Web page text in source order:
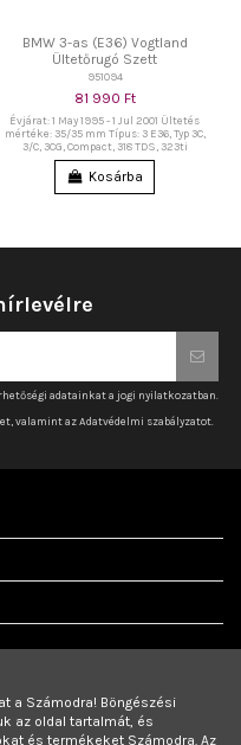
BMW 3-as (E36) Vogtland
Ültetőrugó Szett
951094
81 990 Ft
Évjárat: 1 May 1995 - 1 Jul 2001 Ültetés
mértéke: 35/35 mm Típus: 3 E36, Typ 3C,
3/C, 3CG, Compact, 318 TDS, 323ti
Kosárba
adatainkat a jogi nyilatkozatban.
valamint az Adatvédelmi szabályzatot.
a Számodra! Böngészési
az oldal tartalmát, és
és termékeket Számodra. Az